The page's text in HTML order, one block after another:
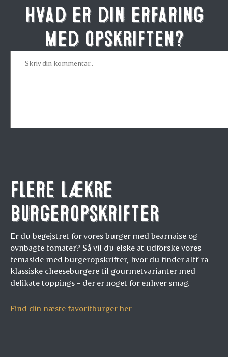
Hvad er din erfaring
med opskriften?
Flere lækre
burgeropskrifter
Er du begejstret for vores burger med bearnaise og
ovnbagte tomater? Så vil du elske at udforske vores
temaside med burgeropskrifter, hvor du finder altf ra
klassiske cheeseburgere til gourmetvarianter med
delikate toppings - der er noget for enhver smag.
Find din næste favoritburger her